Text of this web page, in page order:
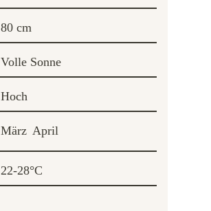
80 cm
Volle Sonne
Hoch
März April
22-28°C